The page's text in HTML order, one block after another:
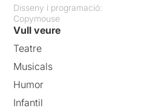
Disseny i programació:
Copymouse
Vull veure
Teatre
Musicals
Humor
Infantil